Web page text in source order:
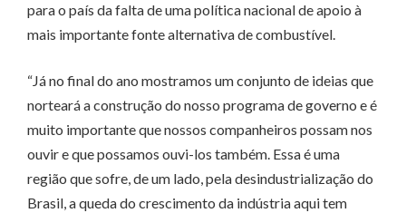
para o país da falta de uma política nacional de apoio à
mais importante fonte alternativa de combustível.
“Já no final do ano mostramos um conjunto de ideias que
norteará a construção do nosso programa de governo e é
muito importante que nossos companheiros possam nos
ouvir e que possamos ouvi-los também. Essa é uma
região que sofre, de um lado, pela desindustrialização do
Brasil, a queda do crescimento da indústria aqui tem